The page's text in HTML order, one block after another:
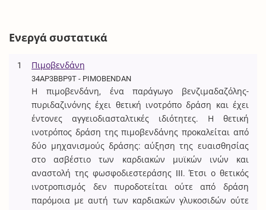
Ενεργά συστατικά
1 Πιμοβενδάνη
34AP3BBP9T - PIMOBENDAN
Η πιμοβενδάνη, ένα παράγωγο βενζιμαδαζόλης-
πυριδαζινόνης έχει θετική ινοτρόπο δράση και έχει
έντονες αγγειοδιασταλτικές ιδιότητες. Η θετική
ινοτρόπος δράση της πιμοβενδάνης προκαλείται από
δύο μηχανισμούς δράσης: αύξηση της ευαισθησίας
στο ασβέστιο των καρδιακών μυϊκών ινών και
αναστολή της φωσφοδιεστεράσης III. Έτσι ο θετικός
ινοτροπισμός δεν πυροδοτείται ούτε από δράση
παρόμοια με αυτή των καρδιακών γλυκοσιδών ούτε